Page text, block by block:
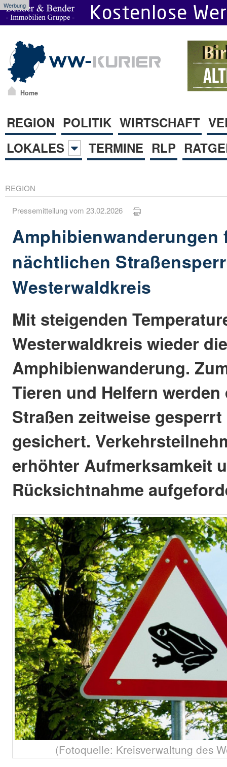
Werbung
Home
REGION POLITIK WIRTSCHAFT
LOKALES
TERMINE RLP
REGION
Pressemitteilung vom 23.02.2026
Amphibienwanderungen
nächtlichen
Westerwaldkreis
Mit steigenden
Westerwaldkreis wieder
Amphibienwanderung.
Tieren und Helfern
Straßen zeitweise
gesichert.
erhöhter Aufmerksamkeit
Rücksichtnahme
(Fotoquelle: Kreisverwaltung des